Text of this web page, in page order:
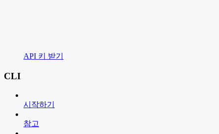
API 키 받기
CLI
시작하기
참고